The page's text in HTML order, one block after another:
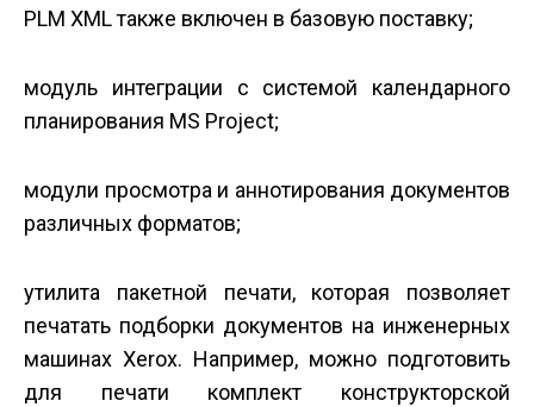
PLM XML также включен в базовую поставку;
модуль интеграции с системой календарного
планирования MS Project;
модули просмотра и аннотирования документов
различных форматов;
утилита пакетной печати, которая позволяет
печатать подборки документов на инженерных
машинах Xerox. Например, можно подготовить
для печати комплект конструкторской